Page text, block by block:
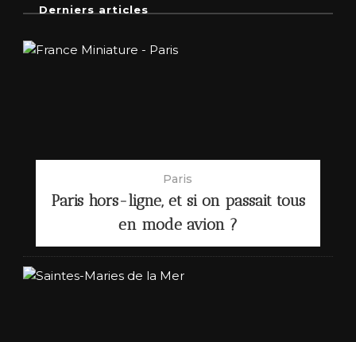
Derniers articles
Paris
Paris hors-ligne, et si on passait tous
en mode avion ?